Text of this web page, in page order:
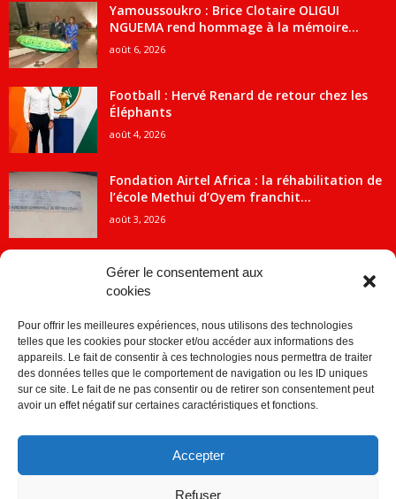
Gérer le consentement aux
cookies
Pour offrir les meilleures expériences, nous utilisons des technologies
telles que les cookies pour stocker et/ou accéder aux informations des
appareils. Le fait de consentir à ces technologies nous permettra de traiter
des données telles que le comportement de navigation ou les ID uniques
sur ce site. Le fait de ne pas consentir ou de retirer son consentement peut
avoir un effet négatif sur certaines caractéristiques et fonctions.
Accepter
Refuser
Yamoussoukro : Brice Clotaire OLIGUI
NGUEMA rend hommage à la mémoire...
août 6, 2026
Football : Hervé Renard de retour chez les
Éléphants
août 4, 2026
Fondation Airtel Africa : la réhabilitation de
l’école Methui d’Oyem franchit...
août 3, 2026
ACTUALITES
Economie 2091
1840
Société
Sport 859